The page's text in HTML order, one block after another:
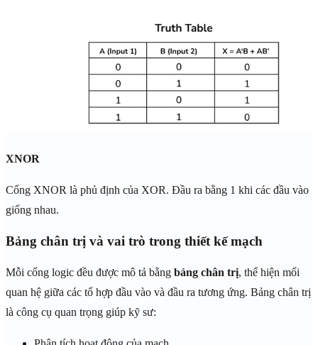
XNOR
Cổng XNOR là phủ định của XOR. Đầu ra bằng 1 khi các đầu vào
giống nhau.
Bảng chân trị và vai trò trong thiết kế mạch
Mỗi cổng logic đều được mô tả bằng bảng chân trị, thể hiện mối
quan hệ giữa các tổ hợp đầu vào và đầu ra tương ứng. Bảng chân trị
là công cụ quan trọng giúp kỹ sư: